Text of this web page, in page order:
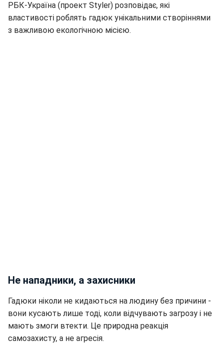
РБК-Україна (проект Styler) розповідає, які
властивості роблять гадюк унікальними створіннями
з важливою екологічною місією.
Не нападники, а захисники
Гадюки ніколи не кидаються на людину без причини -
вони кусають лише тоді, коли відчувають загрозу і не
мають змоги втекти. Це природна реакція
самозахисту, а не агресія.